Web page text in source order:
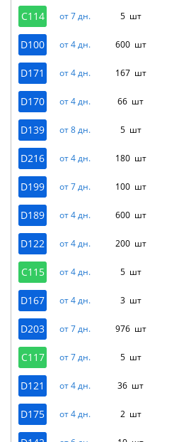
C114 от 7 дн. 5 шт
D100 от 4 дн. 600 шт
D171 от 4 дн. 167 шт
D170 от 4 дн. 66 шт
D139 от 8 дн. 5 шт
D216 от 4 дн. 180 шт
D199 от 7 дн. 100 шт
D189 от 4 дн. 600 шт
D122 от 4 дн. 200 шт
C115 от 4 дн. 5 шт
D167 от 4 дн. 3 шт
D203 от 7 дн. 976 шт
C117 от 7 дн. 5 шт
D121 от 4 дн. 36 шт
D175 от 4 дн. 2 шт